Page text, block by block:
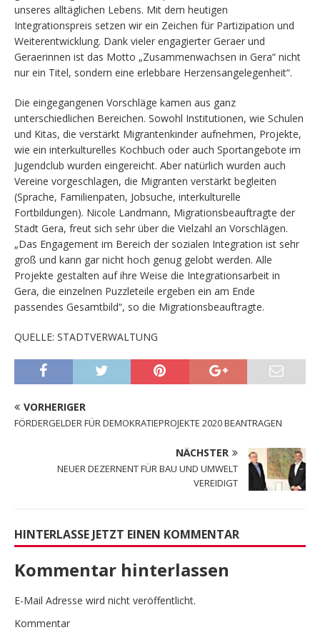
unseres alltäglichen Lebens. Mit dem heutigen
Integrationspreis setzen wir ein Zeichen für Partizipation und
Weiterentwicklung. Dank vieler engagierter Geraer und
Geraerinnen ist das Motto „Zusammenwachsen in Gera“ nicht
nur ein Titel, sondern eine erlebbare Herzensangelegenheit“.
Die eingegangenen Vorschläge kamen aus ganz
unterschiedlichen Bereichen. Sowohl Institutionen, wie Schulen
und Kitas, die verstärkt Migrantenkinder aufnehmen, Projekte,
wie ein interkulturelles Kochbuch oder auch Sportangebote im
Jugendclub wurden eingereicht. Aber natürlich wurden auch
Vereine vorgeschlagen, die Migranten verstärkt begleiten
(Sprache, Familienpaten, Jobsuche, interkulturelle
Fortbildungen). Nicole Landmann, Migrationsbeauftragte der
Stadt Gera, freut sich sehr über die Vielzahl an Vorschlägen.
„Das Engagement im Bereich der sozialen Integration ist sehr
groß und kann gar nicht hoch genug gelobt werden. Alle
Projekte gestalten auf ihre Weise die Integrationsarbeit in
Gera, die einzelnen Puzzleteile ergeben ein am Ende
passendes Gesamtbild“, so die Migrationsbeauftragte.
QUELLE: STADTVERWALTUNG
VORHERIGER
FÖRDERGELDER FÜR DEMOKRATIEPROJEKTE 2020 BEANTRAGEN
NÄCHSTER
NEUER DEZERNENT FÜR BAU UND UMWELT
VEREIDIGT
HINTERLASSE JETZT EINEN KOMMENTAR
Kommentar hinterlassen
E-Mail Adresse wird nicht veröffentlicht.
Kommentar